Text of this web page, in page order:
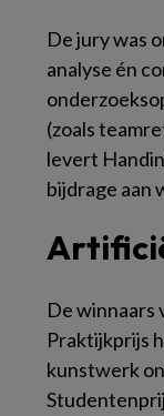
De jury was
analyse én
(zoals
levert
bijdrage aan
De winnaars
Praktijkprijs
kunstwerk